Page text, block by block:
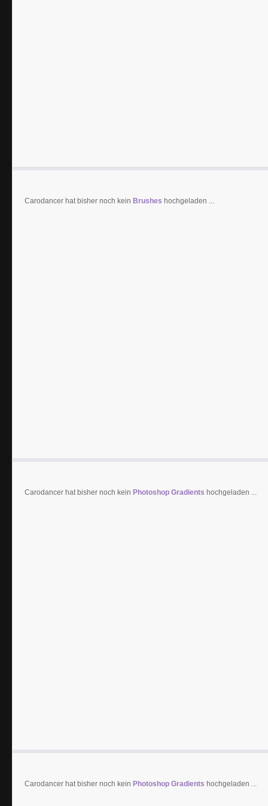
Carodancer hat bisher noch kein Brushes hochgeladen ...
Carodancer hat bisher noch kein Photoshop Gradients hochgeladen ...
Carodancer hat bisher noch kein Photoshop Gradients hochgeladen ...